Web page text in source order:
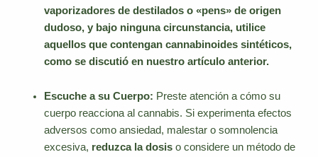
vaporizadores de destilados o «pens» de origen
dudoso, y bajo ninguna circunstancia, utilice
aquellos que contengan cannabinoides sintéticos,
como se discutió en nuestro artículo anterior.
Escuche a su Cuerpo: Preste atención a cómo su
cuerpo reacciona al cannabis. Si experimenta efectos
adversos como ansiedad, malestar o somnolencia
excesiva, reduzca la dosiso considere un método de